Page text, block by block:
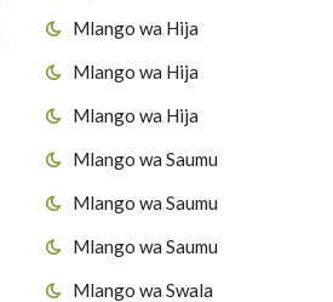
Mlango wa Hija
Mlango wa Hija
Mlango wa Hija
Mlango wa Saumu
Mlango wa Saumu
Mlango wa Saumu
Mlango wa Swala